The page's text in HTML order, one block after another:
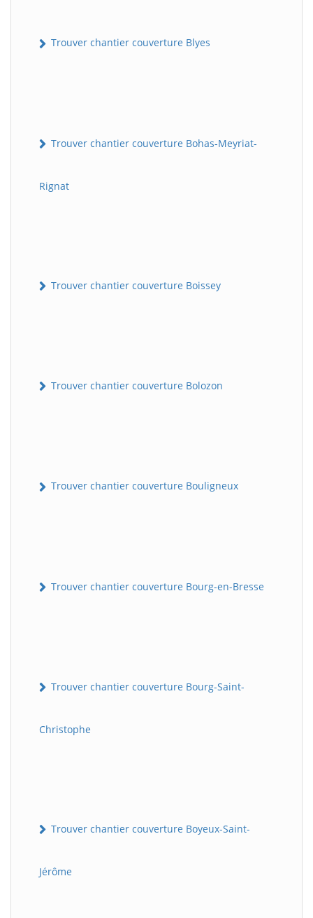
Trouver chantier couverture Blyes
Trouver chantier couverture Bohas-Meyriat-
Rignat
Trouver chantier couverture Boissey
Trouver chantier couverture Bolozon
Trouver chantier couverture Bouligneux
Trouver chantier couverture Bourg-en-Bresse
Trouver chantier couverture Bourg-Saint-
Christophe
Trouver chantier couverture Boyeux-Saint-
Jérôme